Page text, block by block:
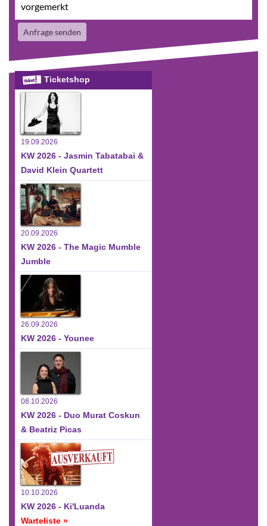
vorgemerkt
Anfrage senden
Ticketshop
19.09.2026
KW 2026 - Jasmin Tabatabai &
David Klein Quartett
20.09.2026
KW 2026 - The Magic Mumble
Jumble
26.09.2026
KW 2026 - Younee
08.10.2026
KW 2026 - Duo Murat Coskun
& Beatriz Picas
10.10.2026
KW 2026 - Ki'Luanda
Warteliste »